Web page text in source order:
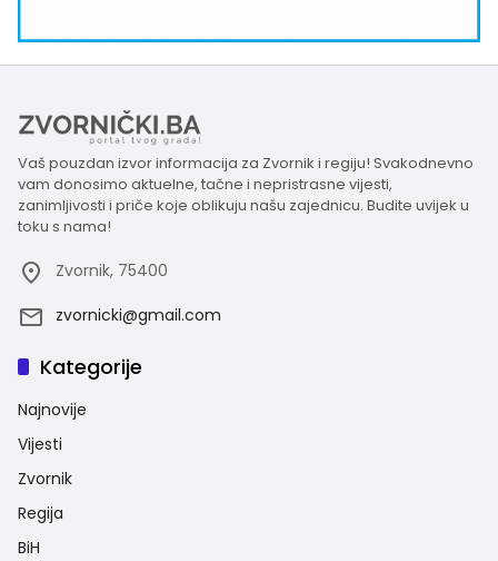
Vaš pouzdan izvor informacija za Zvornik i regiju! Svakodnevno
vam donosimo aktuelne, tačne i nepristrasne vijesti,
zanimljivosti i priče koje oblikuju našu zajednicu. Budite uvijek u
toku s nama!
Zvornik, 75400
zvornicki@gmail.com
Kategorije
Najnovije
Vijesti
Zvornik
Regija
BiH